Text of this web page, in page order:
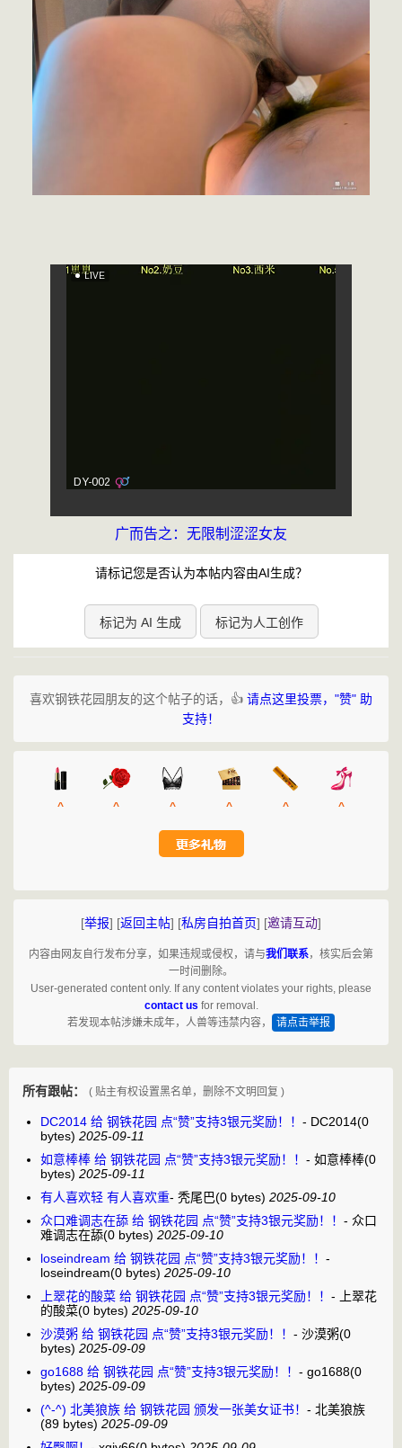
广而告之：无限制涩涩女友
请标记您是否认为本帖内容由AI生成？
标记为 AI 生成 标记为人工创作
喜欢钢铁花园朋友的这个帖子的话，👍 请点这里投票，"赞" 助
支持！
^ ^ ^ ^ ^ ^
[举报] [返回主帖] [私房自拍首页] [邀请互动]
内容由网友自行发布分享，如果违规或侵权，请与我们联系，核实后会第
一时间删除。
User-generated content only. If any content violates your rights, please
contact us for removal.
若发现本帖涉嫌未成年，人兽等违禁内容，
请点击举报
所有跟帖： ( 贴主有权设置黑名单，删除不文明回复 )
DC2014 给 钢铁花园 点“赞”支持3银元奖励！！ - DC2014(0
bytes) 2025-09-11
如意棒棒 给 钢铁花园 点“赞”支持3银元奖励！！ - 如意棒棒(0
bytes) 2025-09-11
有人喜欢轻 有人喜欢重- 秃尾巴(0 bytes) 2025-09-10
众口难调志在舔 给 钢铁花园 点“赞”支持3银元奖励！！ - 众口
难调志在舔(0 bytes) 2025-09-10
loseindream 给 钢铁花园 点“赞”支持3银元奖励！！ -
loseindream(0 bytes) 2025-09-10
上翠花的酸菜 给 钢铁花园 点“赞”支持3银元奖励！！ -
上翠花
的酸菜(0 bytes) 2025-09-10
沙漠粥 给 钢铁花园 点“赞”支持3银元奖励！！ - 沙漠粥(0
bytes) 2025-09-09
go1688 给 钢铁花园 点“赞”支持3银元奖励！！ - go1688(0
bytes) 2025-09-09
(^-^) 北美狼族 给 钢铁花园 颁发一张美女证书！ - 北美狼族
(89 bytes) 2025-09-09